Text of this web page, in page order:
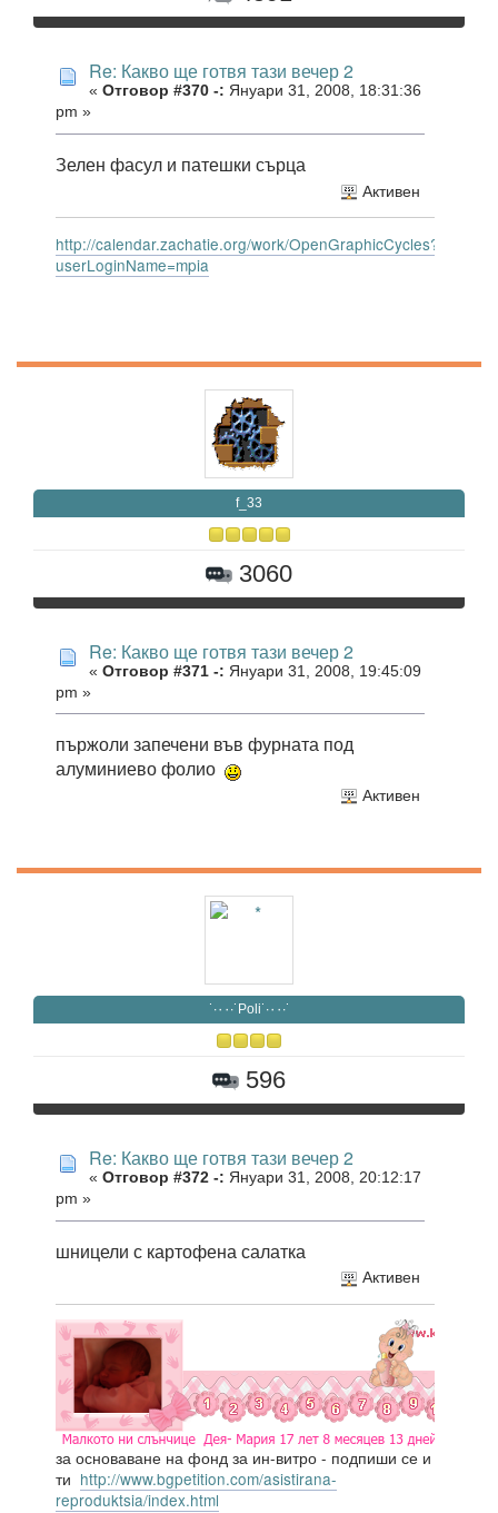
Re: Какво ще готвя тази вечер 2
« Отговор #370 -: Януари 31, 2008, 18:31:36
pm »
Зелен фасул и патешки сърца
Активен
http://calendar.zachatie.org/work/OpenGraphicCycles?
userLoginName=mpia
f_33
3060
Re: Какво ще готвя тази вечер 2
« Отговор #371 -: Януари 31, 2008, 19:45:09
pm »
пържоли запечени във фурната под
алуминиево фолио
Активен
˙·٠٠·˙Poli˙·٠٠·˙
596
Re: Какво ще готвя тази вечер 2
« Отговор #372 -: Януари 31, 2008, 20:12:17
pm »
шницели с картофена салатка
Активен
за основаване на фонд за ин-витро - подпиши се и
ти http://www.bgpetition.com/asistirana-
reproduktsia/index.html